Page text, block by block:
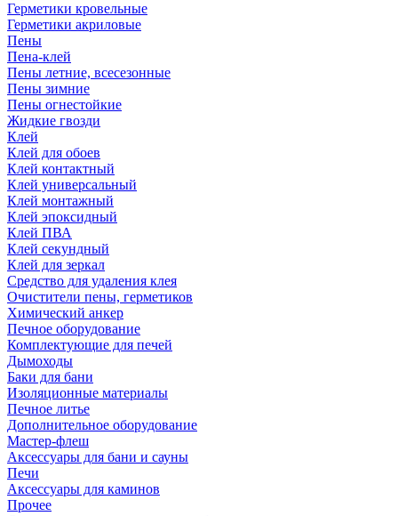
Герметики кровельные
Герметики акриловые
Пены
Пена-клей
Пены летние, всесезонные
Пены зимние
Пены огнестойкие
Жидкие гвозди
Клей
Клей для обоев
Клей контактный
Клей универсальный
Клей монтажный
Клей эпоксидный
Клей ПВА
Клей секундный
Клей для зеркал
Средство для удаления клея
Очистители пены, герметиков
Химический анкер
Печное оборудование
Комплектующие для печей
Дымоходы
Баки для бани
Изоляционные материалы
Печное литье
Дополнительное оборудование
Мастер-флеш
Аксессуары для бани и сауны
Печи
Аксессуары для каминов
Прочее